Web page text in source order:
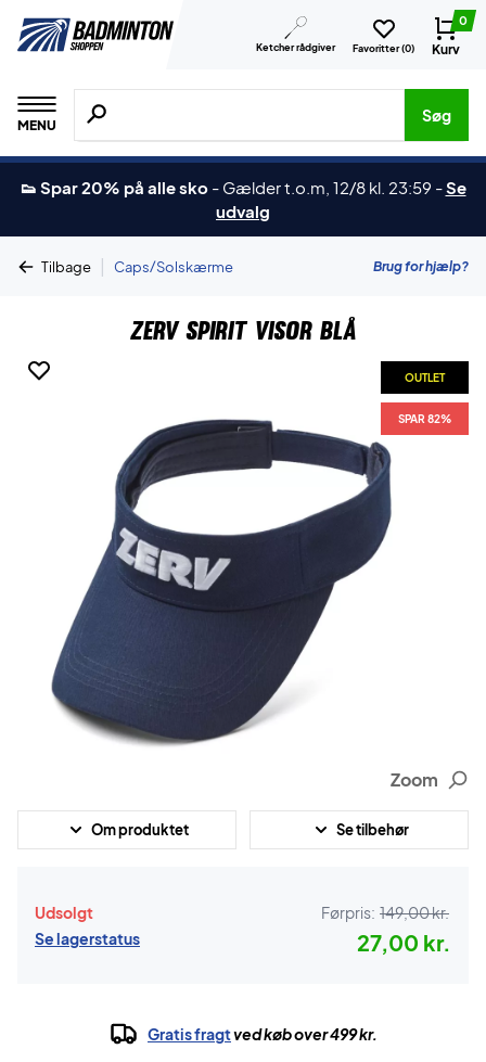
Ketcher rådgiver Favoritter (0)
0
Kurv
MENU
Søg efter produkter, mærker etc.
Søg
👟 Spar 20% på alle sko - Gælder t.o.m, 12/8 kl. 23:59 -Se
udvalg
Tilbage | Caps/Solskærme Brug for hjælp?
ZERV Spirit Visor Blå
OUTLET
SPAR 82%
Zoom
Om produktet Se tilbehør
Udsolgt
Se lagerstatus
Førpris: 149,00 kr.
27,00 kr.
Gratis fragtved køb over 499 kr.